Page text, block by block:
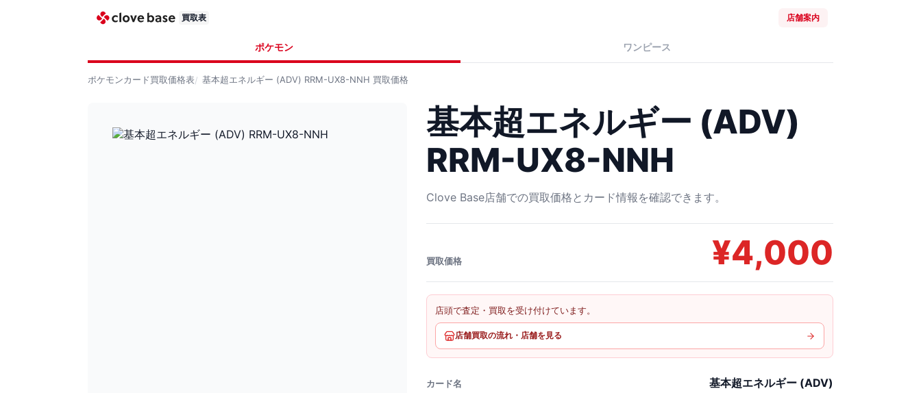
買取表 店舗案内
ポケモン ワンピース
ポケモンカード買取価格表 基本超エネルギー (ADV) RRM-UX8-NNH 買取価格
基本超エネルギー (ADV)
RRM-UX8-NNH
Clove Base店舗での買取価格とカード情報を確認できます。
買取価格 ¥4,000
店頭で査定・買取を受け付けています。
店舗買取の流れ・店舗を見る
カード名 基本超エネルギー (ADV)